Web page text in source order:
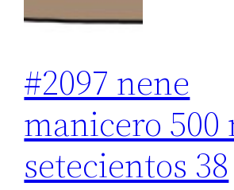
#2097 nene
manicero
setecientos 38